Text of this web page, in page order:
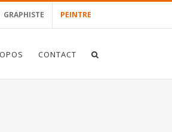
GRAPHISTE PEINTRE
CONTACT